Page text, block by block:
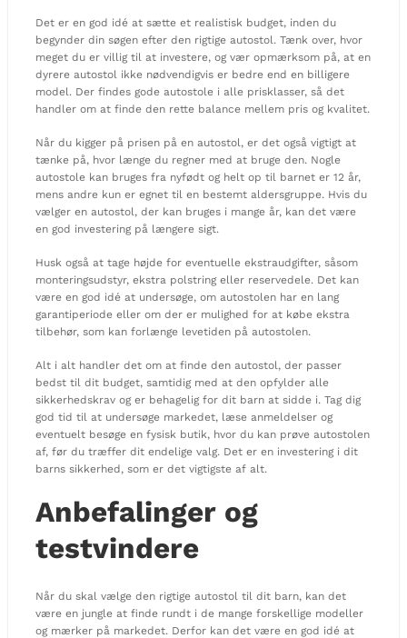
Det er en god idé at sætte et realistisk budget, inden du
begynder din søgen efter den rigtige autostol. Tænk over, hvor
meget du er villig til at investere, og vær opmærksom på, at en
dyrere autostol ikke nødvendigvis er bedre end en billigere
model. Der findes gode autostole i alle prisklasser, så det
handler om at finde den rette balance mellem pris og kvalitet.
Når du kigger på prisen på en autostol, er det også vigtigt at
tænke på, hvor længe du regner med at bruge den. Nogle
autostole kan bruges fra nyfødt og helt op til barnet er 12 år,
mens andre kun er egnet til en bestemt aldersgruppe. Hvis du
vælger en autostol, der kan bruges i mange år, kan det være
en god investering på længere sigt.
Husk også at tage højde for eventuelle ekstraudgifter, såsom
monteringsudstyr, ekstra polstring eller reservedele. Det kan
være en god idé at undersøge, om autostolen har en lang
garantiperiode eller om der er mulighed for at købe ekstra
tilbehør, som kan forlænge levetiden på autostolen.
Alt i alt handler det om at finde den autostol, der passer
bedst til dit budget, samtidig med at den opfylder alle
sikkerhedskrav og er behagelig for dit barn at sidde i. Tag dig
god tid til at undersøge markedet, læse anmeldelser og
eventuelt besøge en fysisk butik, hvor du kan prøve autostolen
af, før du træffer dit endelige valg. Det er en investering i dit
barns sikkerhed, som er det vigtigste af alt.
Anbefalinger og
testvindere
Når du skal vælge den rigtige autostol til dit barn, kan det
være en jungle at finde rundt i de mange forskellige modeller
og mærker på markedet. Derfor kan det være en god idé at